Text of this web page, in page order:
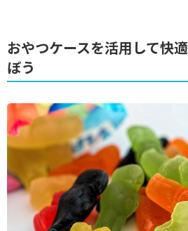
おやつケースを活用して快
ぼう